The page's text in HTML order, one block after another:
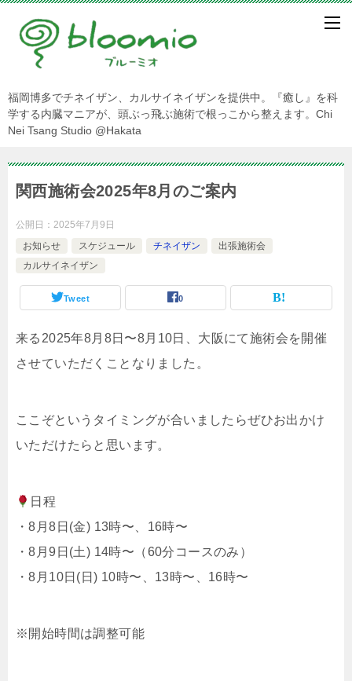
福岡博多でチネイザン、カルサイネイザンを提供中。『癒し』を科
学する内臓マニアが、頭ぶっ飛ぶ施術で根っこから整えます。Chi
Nei Tsang Studio @Hakata
関西施術会2025年8月のご案内
公開日： 2025年7月9日
お知らせ
スケジュール チネイザン
出張施術会
カルサイネイザン
Tweet 0
来る2025年8月8日〜8月10日、大阪にて施術会を開催
させていただくことなりました。
ここぞというタイミングが合いましたらぜひお出かけ
いただけたらと思います。
日程
・8月8日(金) 13時〜、16時〜
・8月9日(土) 14時〜（60分コースのみ）
・8月10日(日) 10時〜、13時〜、16時〜
※開始時間は調整可能